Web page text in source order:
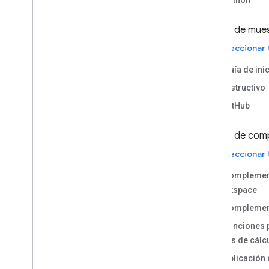
Tipo de
Guía de
Instructivo
GitHub
Tipo de
Workspace
Hojas de
Aplicación